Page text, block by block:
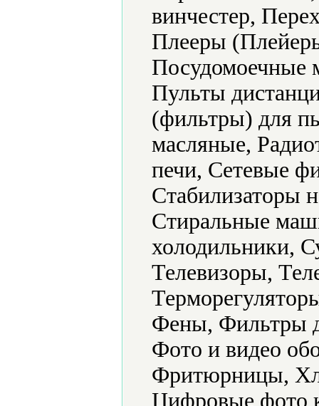
винчестер,
Плееры
Посудомоечные
Пульты
(фильтры) для
масляные,
печи, Сетевые
Стабилизаторы
Стиральные
холодильники,
Телевизоры,
Фены, Фильтры
Фото и видео
Фритюрницы,
Цифровые фото